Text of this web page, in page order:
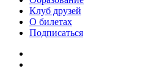
Клуб друзей
О билетах
Подписаться